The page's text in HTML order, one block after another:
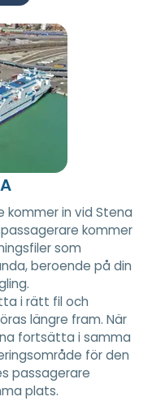
kommer in vid Stena
kommer
som
beroende på din
i rätt fil och
längre fram. När
fortsätta i samma
för den
passagerare
plats.